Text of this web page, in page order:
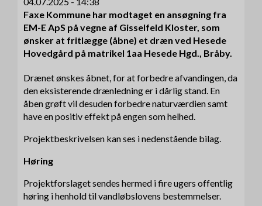
Faxe Kommune har modtaget en ansøgning fra
EM-E ApS på vegne af Gisselfeld Kloster, som
ønsker at fritlægge (åbne) et dræn ved Hesede
Hovedgård på matrikel 1aa Hesede Hgd., Bråby.
Drænet ønskes åbnet, for at forbedre afvandingen, da
den eksisterende drænledning er i dårlig stand. En
åben grøft vil desuden forbedre naturværdien samt
have en positiv effekt på engen som helhed.
Projektbeskrivelsen kan ses i nedenstående bilag.
Høring
Projektforslaget sendes hermed i fire ugers offentlig
høring i henhold til vandløbslovens bestemmelser.